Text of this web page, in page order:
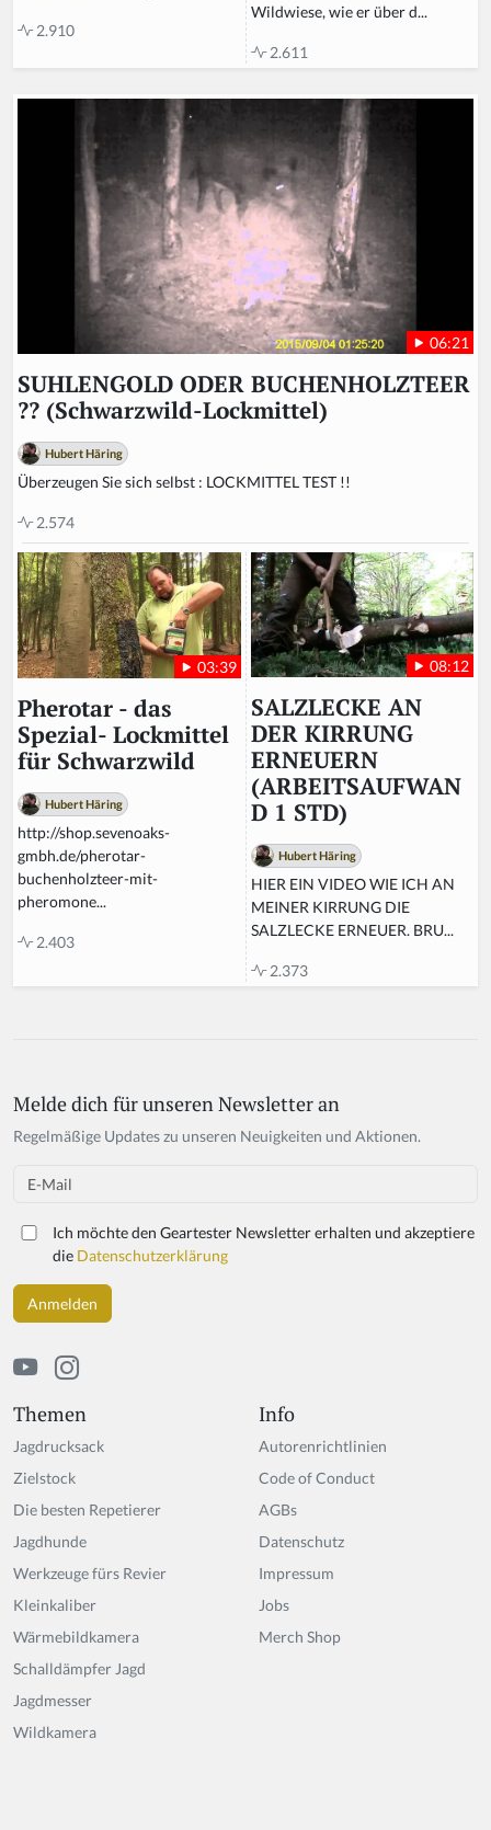
2.910
Wildwiese, wie er über d...
2.611
06:21
SUHLENGOLD ODER BUCHENHOLZTEER
?? (Schwarzwild-Lockmittel)
Hubert Häring
Überzeugen Sie sich selbst : LOCKMITTEL TEST !!
2.574
03:39
Pherotar - das
Spezial- Lockmittel
für Schwarzwild
Hubert Häring
http://shop.sevenoaks-
gmbh.de/pherotar-
buchenholzteer-mit-
pheromone...
2.403
08:12
SALZLECKE AN
DER KIRRUNG
ERNEUERN
(ARBEITSAUFWAN
D 1 STD)
Hubert Häring
HIER EIN VIDEO WIE ICH AN
MEINER KIRRUNG DIE
SALZLECKE ERNEUER. BRU...
2.373
Themen
Jagdrucksack
Zielstock
Die besten Repetierer
Jagdhunde
Werkzeuge fürs Revier
Kleinkaliber
Wärmebildkamera
Schalldämpfer Jagd
Jagdmesser
Wildkamera
Info
Autorenrichtlinien
Code of Conduct
AGBs
Datenschutz
Impressum
Jobs
Merch Shop
Melde dich für unseren Newsletter an
Regelmäßige Updates zu unseren Neuigkeiten und Aktionen.
Email
Ich möchte den Geartester Newsletter erhalten und akzeptiere
die Datenschutzerklärung